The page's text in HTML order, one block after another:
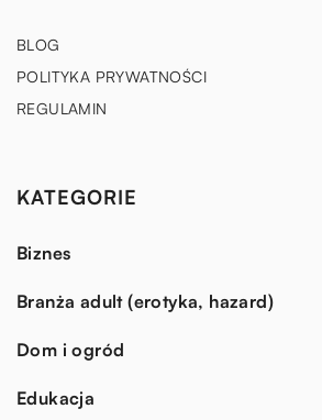
BLOG
POLITYKA PRYWATNOŚCI
REGULAMIN
KATEGORIE
Biznes
Branża adult (erotyka, hazard)
Dom i ogród
Edukacja